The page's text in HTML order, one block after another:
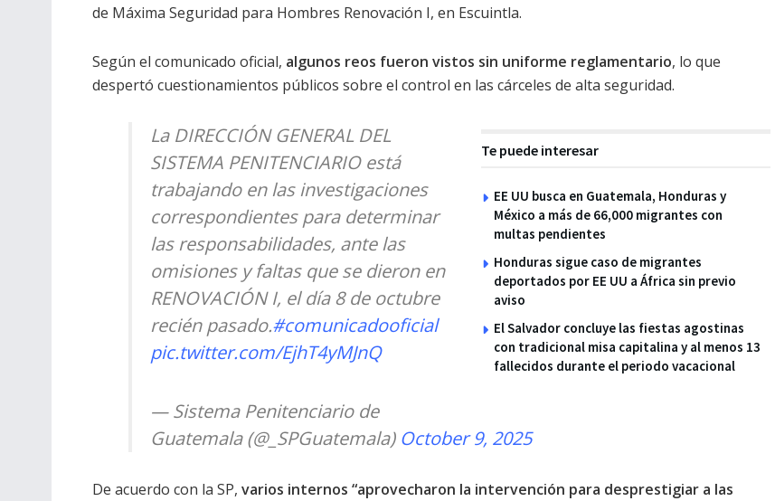
de Máxima Seguridad para Hombres Renovación I, en Escuintla.
Según el comunicado oficial, algunos reos fueron vistos sin uniforme reglamentario, lo que
despertó cuestionamientos públicos sobre el control en las cárceles de alta seguridad.
Te puede interesar
EE UU busca en Guatemala, Honduras y
México a más de 66,000 migrantes con
multas pendientes
Honduras sigue caso de migrantes
deportados por EE UU a África sin previo
aviso
El Salvador concluye las fiestas agostinas
con tradicional misa capitalina y al menos 13
fallecidos durante el periodo vacacional
La DIRECCIÓN GENERAL DEL
SISTEMA PENITENCIARIO está
trabajando en las investigaciones
correspondientes para determinar
las responsabilidades, ante las
omisiones y faltas que se dieron en
RENOVACIÓN I, el día 8 de octubre
recién pasado.#comunicadooficial
pic.twitter.com/EjhT4yMJnQ
— Sistema Penitenciario de
Guatemala (@_SPGuatemala) October 9, 2025
De acuerdo con la SP, varios internos “aprovecharon la intervención para desprestigiar a las